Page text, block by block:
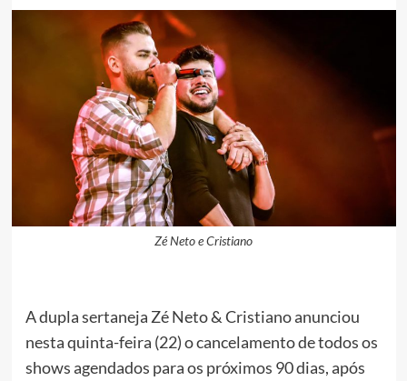
Zé Neto e Cristiano
A dupla sertaneja Zé Neto & Cristiano anunciou
nesta quinta-feira (22) o cancelamento de todos os
shows agendados para os próximos 90 dias, após